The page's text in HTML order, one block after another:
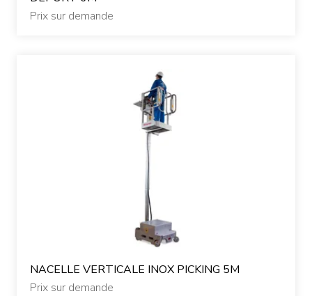
Prix sur demande
NACELLE VERTICALE INOX PICKING 5M
Prix sur demande